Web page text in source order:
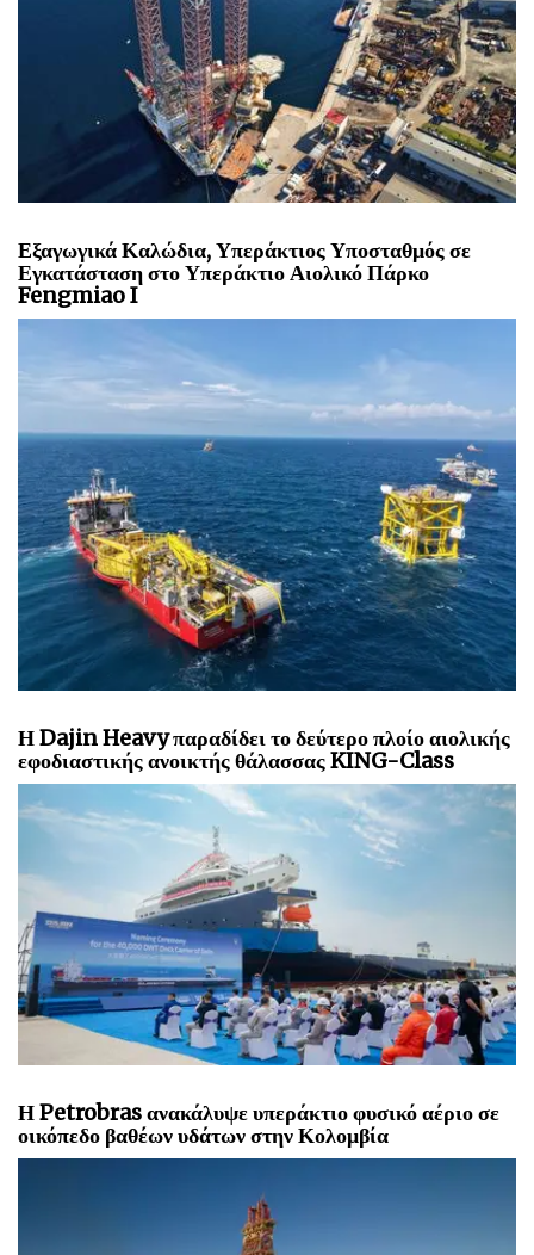
Εξαγωγικά Καλώδια, Υπεράκτιος Υποσταθμός σε
Εγκατάσταση στο Υπεράκτιο Αιολικό Πάρκο
Fengmiao I
Η Dajin Heavy παραδίδει το δεύτερο πλοίο αιολικής
εφοδιαστικής ανοικτής θάλασσας KING-Class
Η Petrobras ανακάλυψε υπεράκτιο φυσικό αέριο σε
οικόπεδο βαθέων υδάτων στην Κολομβία